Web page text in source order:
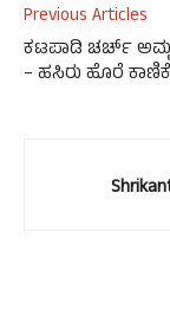
Previous Articles
ಕಟಪಾಡಿ ಚರ್ಚ್
– ಹಸಿರು ಹೊರೆ